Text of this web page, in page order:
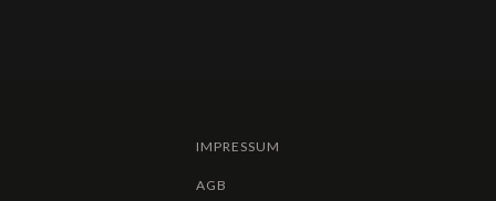
IMPRESSUM
AGB